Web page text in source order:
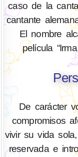
caso de la
cantante
El nombre
película
De carácter
compromisos
vivir su vida
reservada e